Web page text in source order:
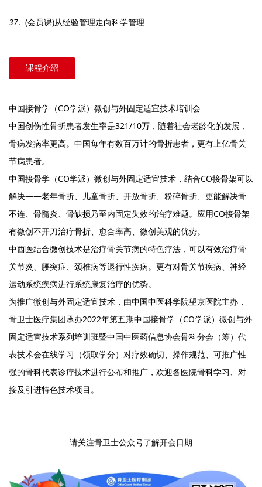
37. (会员课)从经验管理走向科学管理
课程介绍
中国接骨学（CO学派）微创与外固定适宜技术培训会
中国创伤性骨折患者发生率是321/10万，随着社会老龄化的发展，
骨病发病率更高。中国每年有数百万计的骨折患者，更有上亿骨关
节病患者。
中国接骨学（CO学派）微创与外固定适宜技术，结合CO接骨架可以
解决——老年骨折、儿童骨折、开放骨折、粉碎骨折、更能解决骨
不连、骨髓炎、骨缺损乃至内固定失效的治疗难题。应用CO接骨架
有微创不开刀治疗骨折、愈合率高、微创美观的优势。
中西医结合微创技术是治疗骨关节病的特色疗法，可以有效治疗骨
关节炎、腰突症、颈椎病等退行性疾病。更有对骨关节疾病、神经
运动系统疾病进行系统康复治疗的优势。
为推广微创与外固定适宜技术，由中国中医科学院望京医院主办，
骨卫士医疗集团承办2022年第五期中国接骨学（CO学派）微创与外
固定适宜技术系列培训班暨中国中医药信息协会骨科分会（筹）代
表技术会在线学习（领取学分）对疗效确切、操作规范、可推广性
强的骨科代表诊疗技术进行公布和推广，欢迎各医院骨科学习、对
接及引进特色技术项目。
请关注骨卫士公众号了解开会日期